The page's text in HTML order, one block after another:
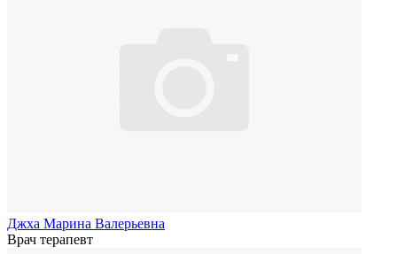
Джха Марина Валерьевна
Врач терапевт